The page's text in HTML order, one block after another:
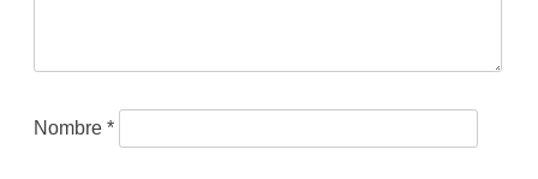
Nombre *